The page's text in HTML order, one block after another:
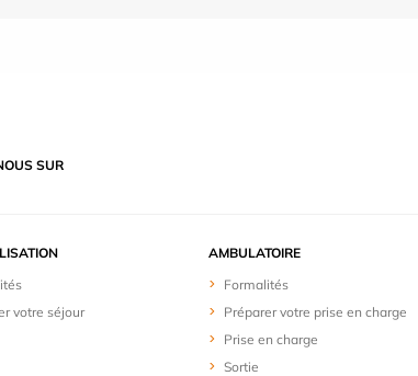
SUR
votre séjour
AMBULATOIRE
Formalités
Préparer votre prise en charge
Prise en charge
Sortie